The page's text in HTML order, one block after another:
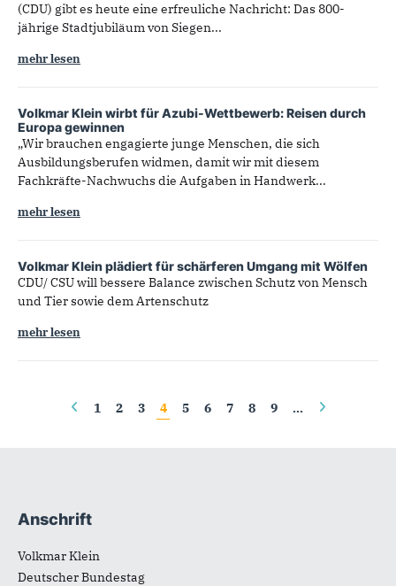
(CDU) gibt es heute eine erfreuliche Nachricht: Das 800-
jährige Stadtjubiläum von Siegen...
mehr lesen
Volkmar Klein wirbt für Azubi-Wettbewerb: Reisen durch
Europa gewinnen
„Wir brauchen engagierte junge Menschen, die sich
Ausbildungsberufen widmen, damit wir mit diesem
Fachkräfte-Nachwuchs die Aufgaben in Handwerk...
mehr lesen
Volkmar Klein plädiert für schärferen Umgang mit Wölfen
CDU/ CSU will bessere Balance zwischen Schutz von Mensch
und Tier sowie dem Artenschutz
mehr lesen
Seiten1 2 3 4 5 6 7 8 9 …
Fußbereich
Anschrift
Volkmar Klein
Deutscher Bundestag